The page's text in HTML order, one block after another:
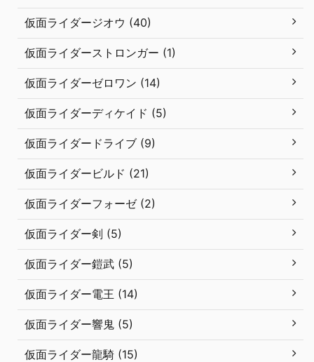
仮面ライダージオウ (40)
仮面ライダーストロンガー (1)
仮面ライダーゼロワン (14)
仮面ライダーディケイド (5)
仮面ライダードライブ (9)
仮面ライダービルド (21)
仮面ライダーフォーゼ (2)
仮面ライダー剣 (5)
仮面ライダー鎧武 (5)
仮面ライダー電王 (14)
仮面ライダー響鬼 (5)
仮面ライダー龍騎 (15)